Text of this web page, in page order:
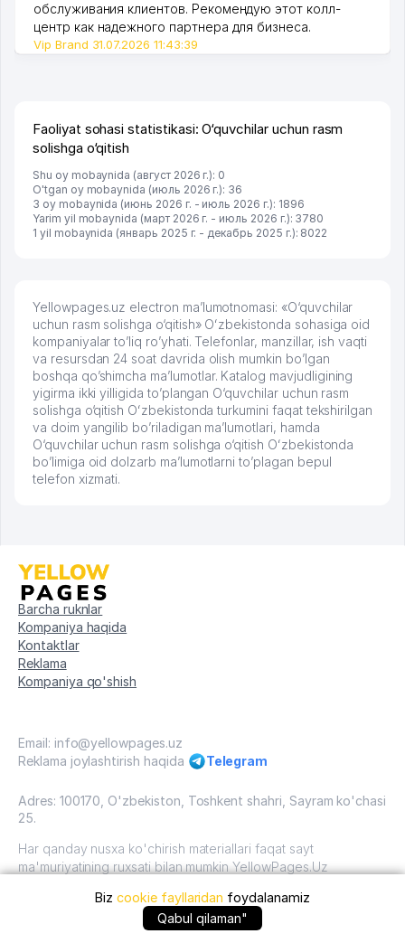
обслуживания клиентов. Рекомендую этот колл-
центр как надежного партнера для бизнеса.
Vip Brand 31.07.2026 11:43:39
Faoliyat sohasi statistikasi: O‘quvchilar uchun rasm
solishga o‘qitish
Shu oy mobaynida (август 2026 г.): 0
O'tgan oy mobaynida (июль 2026 г.): 36
3 oy mobaynida (июнь 2026 г. - июль 2026 г.): 1896
Yarim yil mobaynida (март 2026 г. - июль 2026 г.): 3780
1 yil mobaynida (январь 2025 г. - декабрь 2025 г.): 8022
Yellowpages.uz electron ma’lumotnomasi: «O‘quvchilar
uchun rasm solishga o‘qitish» Oʻzbekistonda sohasiga oid
kompaniyalar to’liq ro’yhati. Telefonlar, manzillar, ish vaqti
va resursdan 24 soat davrida olish mumkin bo’lgan
boshqa qo’shimcha ma’lumotlar. Katalog mavjudligining
yigirma ikki yilligida to’plangan O‘quvchilar uchun rasm
solishga o‘qitish Oʻzbekistonda turkumini faqat tekshirilgan
va doim yangilib bo’riladigan ma’lumotlari, hamda
O‘quvchilar uchun rasm solishga o‘qitish Oʻzbekistonda
bo’limiga oid dolzarb ma’lumotlarni to’plagan bepul
telefon xizmati.
Barcha ruknlar
Kompaniya haqida
Kontaktlar
Reklama
Kompaniya qo'shish
Email: info@yellowpages.uz
Reklama joylashtirish haqida
Telegram
Adres: 100170, O'zbekiston, Toshkent shahri, Sayram ko'chasi
25.
Har qanday nusxa ko'chirish materiallari faqat sayt
ma'muriyatining ruxsati bilan mumkin YellowPages.Uz
O'zbekiston, 2009 - 2026 / O'zbekiston "sariq
sahifalar"mualliflik huquqi. Barcha huquqlar himoyalangan.
Bizcookie fayllaridan foydalanamiz
Qabul qilaman"